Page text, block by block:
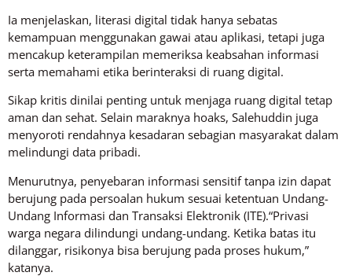
Ia menjelaskan, literasi digital tidak hanya sebatas
kemampuan menggunakan gawai atau aplikasi, tetapi juga
mencakup keterampilan memeriksa keabsahan informasi
serta memahami etika berinteraksi di ruang digital.
Sikap kritis dinilai penting untuk menjaga ruang digital tetap
aman dan sehat. Selain maraknya hoaks, Salehuddin juga
menyoroti rendahnya kesadaran sebagian masyarakat dalam
melindungi data pribadi.
Menurutnya, penyebaran informasi sensitif tanpa izin dapat
berujung pada persoalan hukum sesuai ketentuan Undang-
Undang Informasi dan Transaksi Elektronik (ITE).“Privasi
warga negara dilindungi undang-undang. Ketika batas itu
dilanggar, risikonya bisa berujung pada proses hukum,”
katanya.